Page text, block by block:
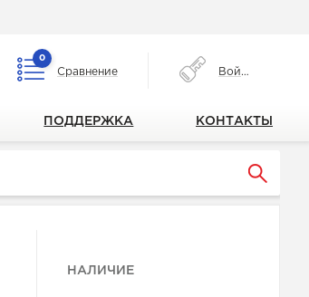
0
Сравнение Войти
ПОДДЕРЖКА КОНТАКТЫ
НАЛИЧИЕ